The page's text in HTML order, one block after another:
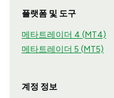
플랫폼 및 도구
메타트레이더 4 (MT4)
메타트레이더 5 (MT5)
계정 정보